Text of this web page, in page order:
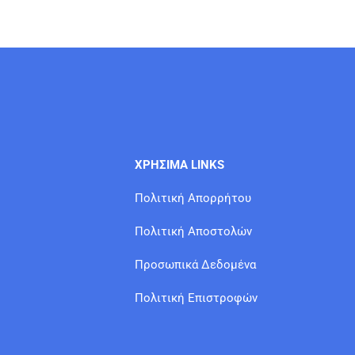
ΧΡΗΣΙΜΑ LINKS
Πολιτική Απορρήτου
Πολιτική Αποστολών
Προσωπικά Δεδομένα
Πολιτική Επιστροφών